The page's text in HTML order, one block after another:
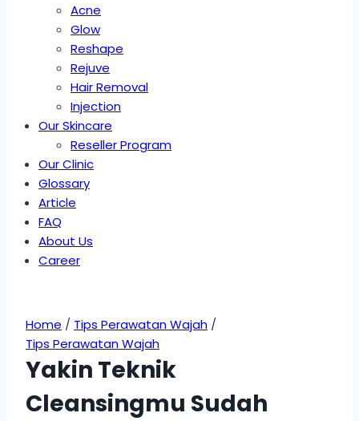
Acne
Glow
Reshape
Rejuve
Hair Removal
Injection
Our Skincare
Reseller Program
Our Clinic
Glossary
Article
FAQ
About Us
Career
Home / Tips Perawatan Wajah /
Tips Perawatan Wajah
Yakin Teknik
Cleansingmu Sudah